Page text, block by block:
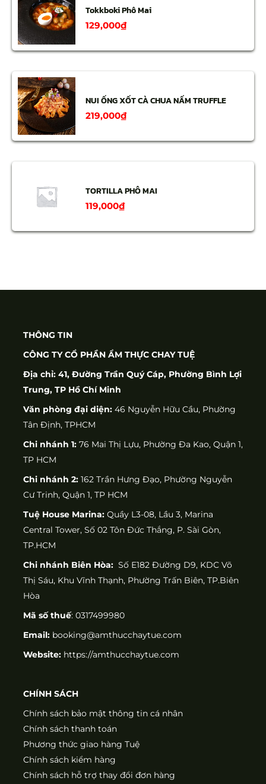
Tokkboki Phô Mai
129,000₫
NUI ỐNG XỐT CÀ CHUA NẤM TRUFFLE
219,000₫
TORTILLA PHÔ MAI
119,000₫
THÔNG TIN
CÔNG TY CỔ PHẦN ẨM THỰC CHAY TUỆ
Địa chỉ: 41, Đường Trần Quý Cáp, Phường Bình Lợi
Trung, TP Hồ Chí Minh
Văn phòng đại diện: 46 Nguyễn Hữu Cầu, Phường
Tân Định, TPHCM
Chi nhánh 1: 76 Mai Thị Lựu, Phường Đa Kao, Quận 1,
TP HCM
Chi nhánh 2: 162 Trần Hưng Đạo, Phường Nguyễn
Cư Trinh, Quận 1, TP HCM
Tuệ House Marina: Quầy L3-08, Lầu 3, Marina
Central Tower, Số 02 Tôn Đức Thắng, P. Sài Gòn,
TP.HCM
Chi nhánh Biên Hòa: Số E182 Đường D9, KDC Võ
Thị Sáu, Khu Vĩnh Thạnh, Phường Trấn Biên, TP.Biên
Hòa
Mã số thuế: 0317499980
Email: booking@amthucchaytue.com
Website: https://amthucchaytue.com
CHÍNH SÁCH
Chính sách bảo mật thông tin cá nhân
Chính sách thanh toán
Phương thức giao hàng Tuệ
Chính sách kiểm hàng
Chính sách hỗ trợ thay đổi đơn hàng